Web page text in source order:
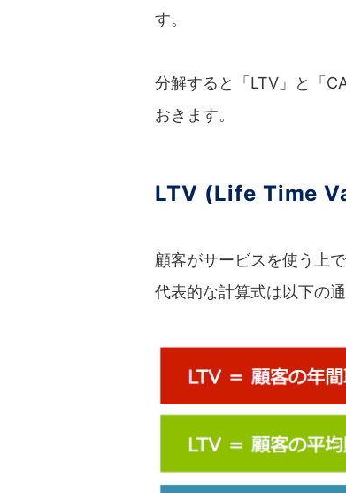
す。
分解すると「LTV」と「
おきます。
LTV (Life Time
顧客がサービスを使う上
代表的な計算式は以下の通